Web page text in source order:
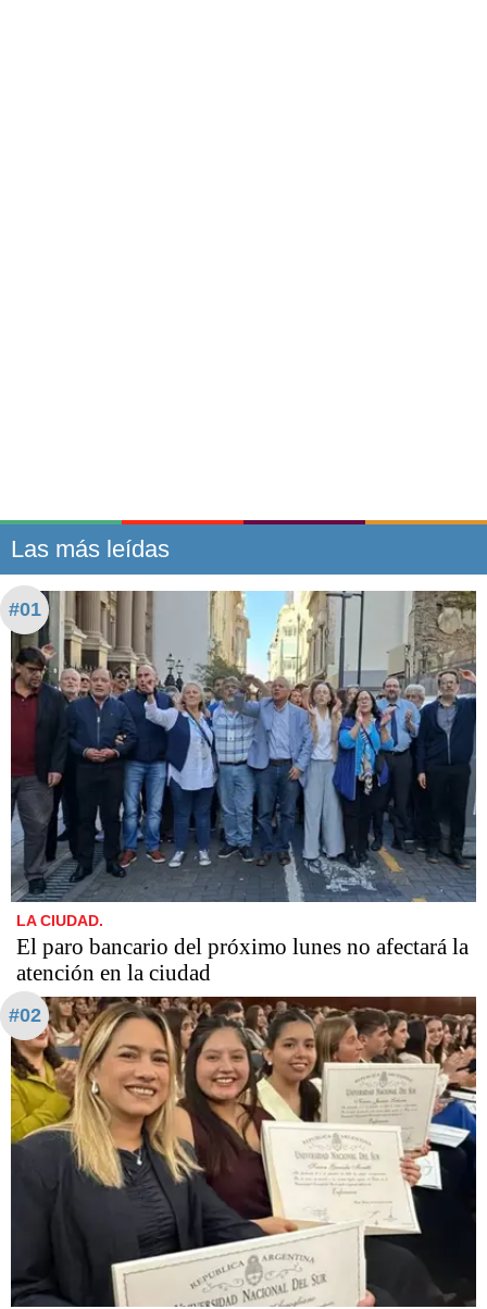
Las más leídas
#01
LA CIUDAD.
El paro bancario del próximo lunes no afectará la
atención en la ciudad
#02